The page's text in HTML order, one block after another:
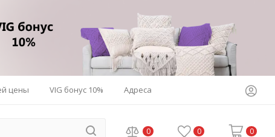
цены VIG бонус 10% Адреса
0 0 0